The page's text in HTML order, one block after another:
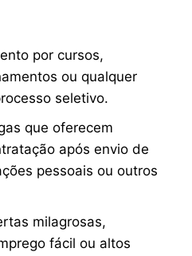
por cursos,
ou qualquer
seletivo.
que oferecem
após envio de
pessoais ou outros
milagrosas,
fácil ou altos